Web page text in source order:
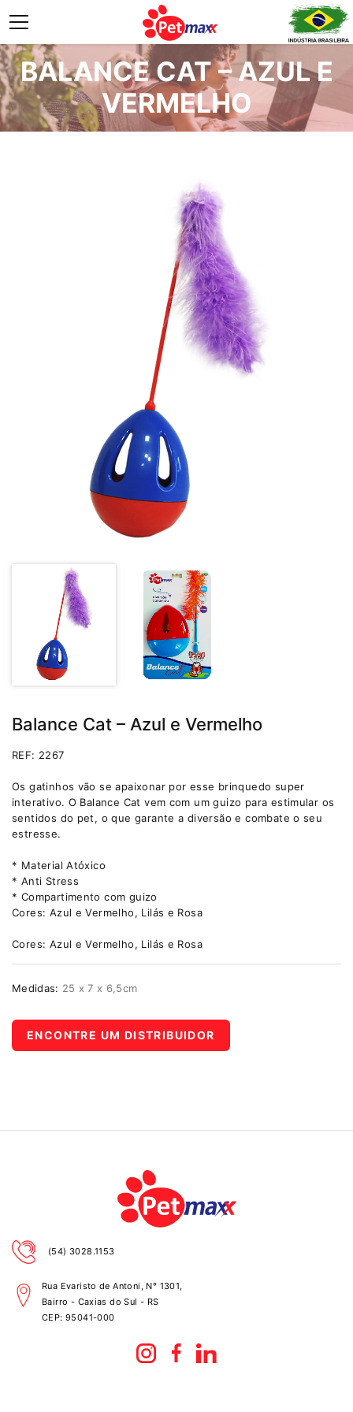
BALANCE CAT – AZUL E
VERMELHO
Balance Cat – Azul e Vermelho
REF: 2267
Os gatinhos vão se apaixonar por esse brinquedo super
interativo. O Balance Cat vem com um guizo para estimular os
sentidos do pet, o que garante a diversão e combate o seu
estresse.
* Material Atóxico
* Anti Stress
* Compartimento com guizo
Cores: Azul e Vermelho, Lilás e Rosa
Cores: Azul e Vermelho, Lilás e Rosa
Medidas: 25 x 7 x 6,5cm
ENCONTRE UM DISTRIBUIDOR
(54) 3028.1153
Rua Evaristo de Antoni, N° 1301,
Bairro - Caxias do Sul - RS
CEP: 95041-000